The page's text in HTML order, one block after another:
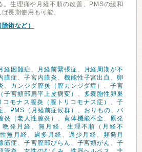
。生理痛や月経不順の改善、PMSの緩和
長期使用も可能。
術など）
経困難症、 月経前緊張症、
月経周期が不
膜症、 子宮内膜炎 、 機能性子宮出血 、 卵
、 カンジダ膣炎（膣カンジダ症） 、子宮
子宮頸部扁平上皮病変） 、
多嚢胞性卵巣
コモナス膣炎（膣トリコモナス症） 、子
、 PMS（月経前症候群） 、 おりもの、バ
炎（老人性膣炎） 、 黄体機能不全、 原発
晩発月経 、 無月経 、 生理不順（月経不
無月経、 過多月経 、過少月経、 頻発月
筋症、 子宮膣部びらん 、 子宮頸がん 、子